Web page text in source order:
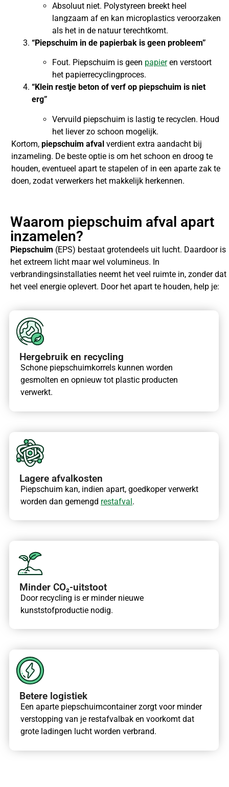
Absoluut niet. Polystyreen breekt heel
langzaam af en kan microplastics veroorzaken
als het in de natuur terechtkomt.
“Piepschuim in de papierbak is geen probleem”
Fout. Piepschuim is geen papieren verstoort
het papierrecyclingproces.
“Klein restje beton of verf op piepschuim is niet
erg”
Vervuild piepschuim is lastig te recyclen. Houd
het liever zo schoon mogelijk.
Kortom, piepschuim afval verdient extra aandacht bij
inzameling. De beste optie is om het schoon en droog te
houden, eventueel apart te stapelen of in een aparte zak te
doen, zodat verwerkers het makkelijk herkennen.
Waarom piepschuim afval apart
inzamelen?
Piepschuim (EPS) bestaat grotendeels uit lucht. Daardoor is
het extreem licht maar wel volumineus. In
verbrandingsinstallaties neemt het veel ruimte in, zonder dat
het veel energie oplevert. Door het apart te houden, help je:
Hergebruik en recycling
Schone piepschuimkorrels kunnen worden
gesmolten en opnieuw tot plastic producten
verwerkt.
Lagere afvalkosten
Piepschuim kan, indien apart, goedkoper verwerkt
worden dan gemengd restafval.
Minder CO₂-uitstoot
Door recycling is er minder nieuwe
kunststofproductie nodig.
Betere logistiek
Een aparte piepschuimcontainer zorgt voor minder
verstopping van je restafvalbak en voorkomt dat
grote ladingen lucht worden verbrand.